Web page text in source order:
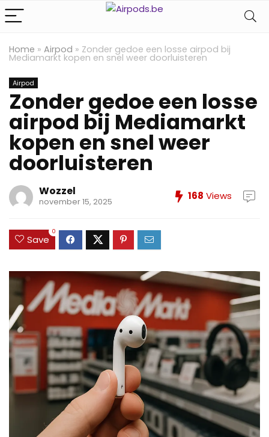
Home » Airpod » Zonder gedoe een losse airpod bij
Mediamarkt kopen en snel weer doorluisteren
Airpod
Zonder gedoe een losse
airpod bij Mediamarkt
kopen en snel weer
doorluisteren
Wozzel
november 15, 2025 168 Views
Save
0